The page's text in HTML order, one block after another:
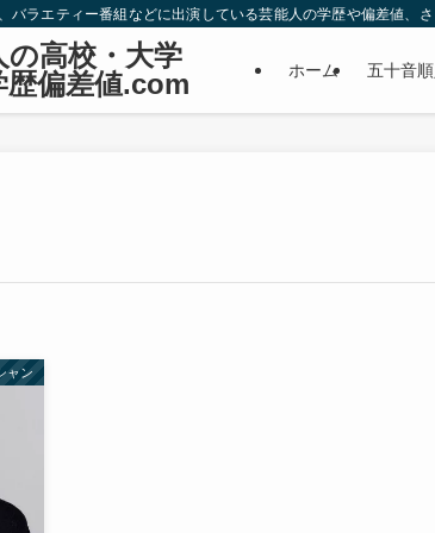
バラエティー番組などに出演している芸能人の学歴や偏差値、
高校・大学
歴偏差値.com
ホーム 五十音
ャン